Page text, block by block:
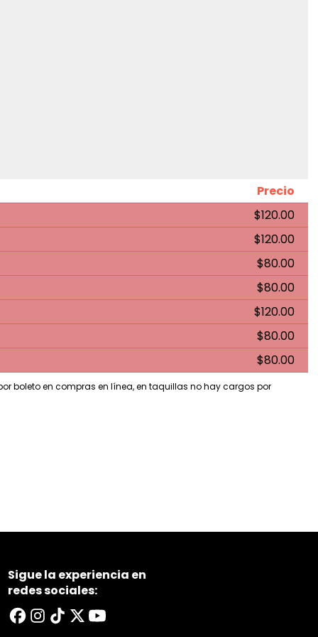
Precio
$120.00
$120.00
$80.00
$80.00
$120.00
$80.00
$80.00
boleto en compras en línea, en taquillas no hay cargos por
Sigue la experiencia en
redes sociales: